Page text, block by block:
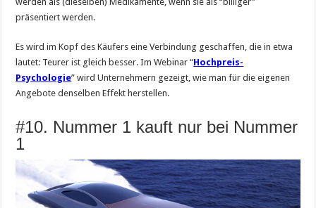
präsentiert werden.
Es wird im Kopf des Käufers eine Verbindung geschaffen, die in etwa
lautet: Teurer ist gleich besser. Im Webinar “Hochpreis-
Psychologie” wird Unternehmern gezeigt, wie man für die eigenen
Angebote denselben Effekt herstellen.
#10. Nummer 1 kauft nur bei Nummer
1